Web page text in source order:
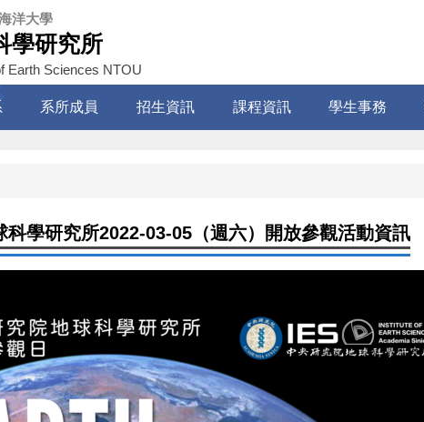
洋大學
學研究所
Earth Sciences NTOU
系所成員 招生資訊 課程資訊 學生事務
科學研究所2022-03-05（週六）開放參觀活動資訊